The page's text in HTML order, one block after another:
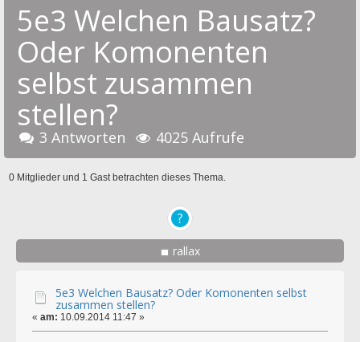
5e3 Welchen Bausatz?
Oder Komonenten
selbst zusammen
stellen?
3 Antworten 4025 Aufrufe
0 Mitglieder und 1 Gast betrachten dieses Thema.
rallax
5e3 Welchen Bausatz? Oder Komonenten selbst
zusammen stellen?
« am: 10.09.2014 11:47 »